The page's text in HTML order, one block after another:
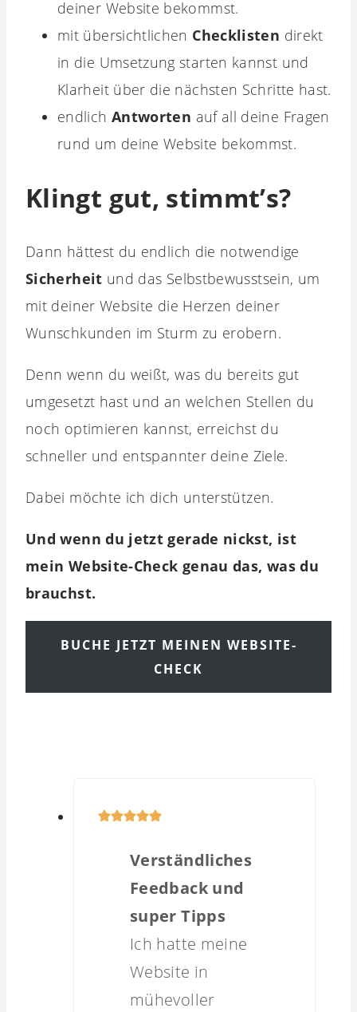
deiner Website bekommst.
mit übersichtlichen Checklisten direkt
in die Umsetzung starten kannst und
Klarheit über die nächsten Schritte hast.
endlich Antworten auf all deine Fragen
rund um deine Website bekommst.
Klingt gut, stimmt’s?
Dann hättest du endlich die notwendige
Sicherheit und das Selbstbewusstsein, um
mit deiner Website die Herzen deiner
Wunschkunden im Sturm zu erobern.
Denn wenn du weißt, was du bereits gut
umgesetzt hast und an welchen Stellen du
noch optimieren kannst, erreichst du
schneller und entspannter deine Ziele.
Dabei möchte ich dich unterstützen.
Und wenn du jetzt gerade nickst, ist
mein Website-Check genau das, was du
brauchst.
BUCHE JETZT MEINEN WEBSITE-
CHECK
Verständliches
Feedback und
super Tipps
Ich hatte meine
Website in
mühevoller